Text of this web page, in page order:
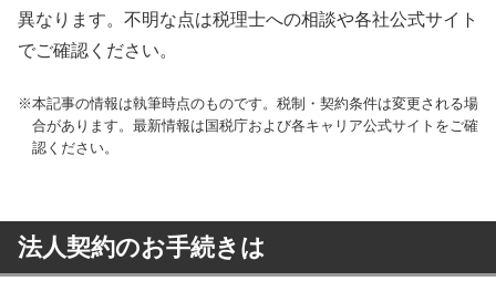
異なります。不明な点は税理士への相談や各社公式サイト
でご確認ください。
本記事の情報は執筆時点のものです。税制・契約条件は変更される場
合があります。最新情報は国税庁および各キャリア公式サイトをご確
認ください。
法人契約のお手続きは